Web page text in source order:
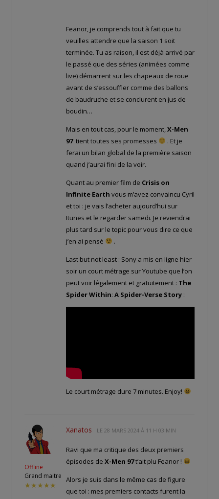
Feanor, je comprends tout à fait que tu
veuilles attendre que la saison 1 soit
terminée. Tu as raison, il est déjà arrivé par
le passé que des séries (animées comme
live) démarrent sur les chapeaux de roue
avant de s’essouffler comme des ballons
de baudruche et se conclurent en jus de
boudin…
Mais en tout cas, pour le moment, X-Men
97 tient toutes ses promesses
. Et je
ferai un bilan global de la première saison
quand j’aurai fini de la voir.
Quant au premier film de Crisis on
Infinite Earth vous m’avez convaincu Cyril
et toi : je vais l’acheter aujourd’hui sur
Itunes et le regarder samedi. Je reviendrai
plus tard sur le topic pour vous dire ce que
j’en ai pensé
.
Last but not least : Sony a mis en ligne hier
soir un court métrage sur Youtube que l’on
peut voir légalement et gratuitement : The
Spider Within: A Spider-Verse Story :
Le court métrage dure 7 minutes. Enjoy!
Offline
Grand maitre
★★★★★
Xanatos LE 28 MARS 2024 À 11 H 03 MIN
Ravi que ma critique des deux premiers
épisodes de X-Men 97t’ait plu Feanor !
Alors je suis dans le même cas de figure
que toi : mes premiers contacts furent la